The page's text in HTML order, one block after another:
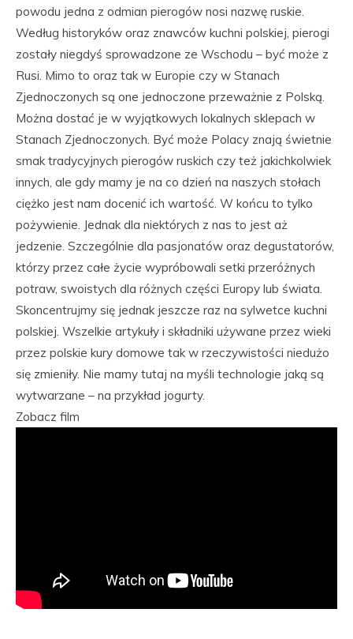
powodu jedna z odmian pierogów nosi nazwę ruskie.
Według historyków oraz znawców kuchni polskiej, pierogi
zostały niegdyś sprowadzone ze Wschodu – być może z
Rusi. Mimo to oraz tak w Europie czy w Stanach
Zjednoczonych są one jednoczone przeważnie z Polską.
Można dostać je w wyjątkowych lokalnych sklepach w
Stanach Zjednoczonych. Być może Polacy znają świetnie
smak tradycyjnych pierogów ruskich czy też jakichkolwiek
innych, ale gdy mamy je na co dzień na naszych stołach
ciężko jest nam docenić ich wartość. W końcu to tylko
pożywienie. Jednak dla niektórych z nas to jest aż
jedzenie. Szczególnie dla pasjonatów oraz degustatorów,
którzy przez całe życie wypróbowali setki przeróżnych
potraw, swoistych dla różnych części Europy lub świata.
Skoncentrujmy się jednak jeszcze raz na sylwetce kuchni
polskiej. Wszelkie artykuły i składniki używane przez wieki
przez polskie kury domowe tak w rzeczywistości niedużo
się zmieniły. Nie mamy tutaj na myśli technologie jaką są
wytwarzane – na przykład jogurty.
Zobacz film